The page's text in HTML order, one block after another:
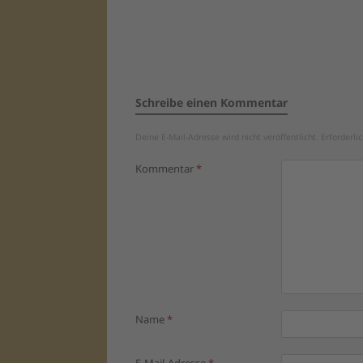
Schreibe einen Kommentar
Deine E-Mail-Adresse wird nicht veröffentlicht.
Kommentar*
Name*